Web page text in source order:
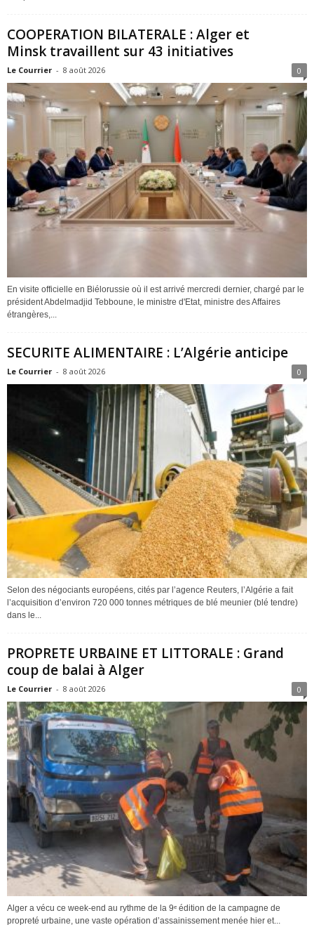
COOPERATION BILATERALE : Alger et
Minsk travaillent sur 43 initiatives
Le Courrier - 8 août 2026 0
En visite officielle en Biélorussie où il est arrivé mercredi dernier, chargé par le
président Abdelmadjid Tebboune, le ministre d'Etat, ministre des Affaires
étrangères,...
SECURITE ALIMENTAIRE : L’Algérie anticipe
Le Courrier - 8 août 2026 0
Selon des négociants européens, cités par l’agence Reuters, l’Algérie a fait
l’acquisition d’environ 720 000 tonnes métriques de blé meunier (blé tendre)
dans le...
PROPRETE URBAINE ET LITTORALE : Grand
coup de balai à Alger
Le Courrier - 8 août 2026 0
Alger a vécu ce week-end au rythme de la 9ᵉ édition de la campagne de
propreté urbaine, une vaste opération d’assainissement menée hier et...